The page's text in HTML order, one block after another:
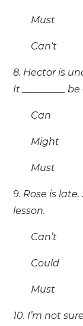
Must
Can’t
8. Hector is
It _________
Can
Might
Must
9. Rose is
lesson.
Can’t
Could
Must
10. I’m not